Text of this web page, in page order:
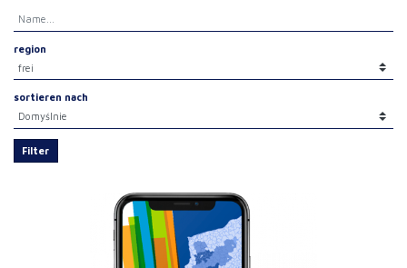
region
sortieren nach
Filter